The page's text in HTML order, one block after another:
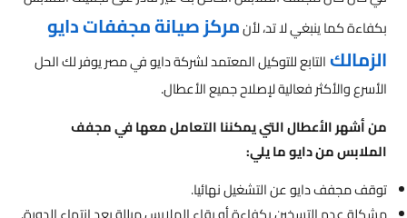
بكفاءة كما ينبغي لا تد، لأنمركز صيانة مجففات دايو
الزمالكالتابع للتوكيل المعتمد لشركة دايو في مصر يوفر لك الحل
الأسرع والأكثر فعالية لإصلاح جميع الأعطال.
من أشهر الأعطال التي يمكننا التعامل معها في مجفف
الملابس من دايو ما يلي:
توقف مجفف دايو عن التشغيل نهائيا.